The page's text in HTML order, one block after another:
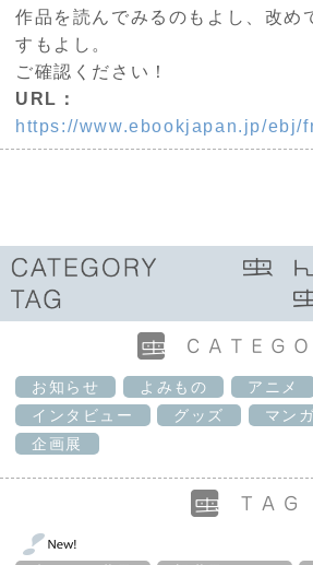
作品を読んでみるのもよし、改め
すもよし。
ご確認ください！
URL：
https://www.ebookjapan.jp/ebj/
お知らせ よみもの アニメ
インタビュー
グッズ マンガ
企画展